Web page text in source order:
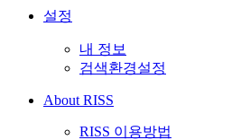
설정
내 정보
검색환경설정
About RISS
RISS 이용방법